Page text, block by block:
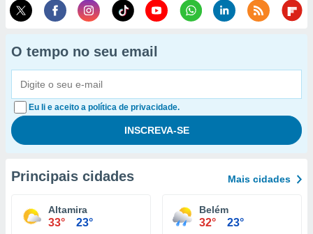
O tempo no seu email
Eu li e aceito a política de privacidade.
Principais cidades Mais cidades
Altamira
33° 23°
Belém
32° 23°